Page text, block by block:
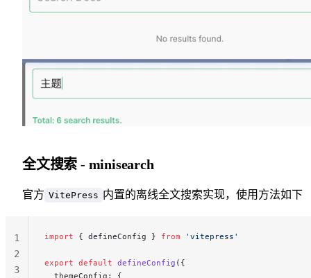
全文搜索 - minisearch
官方 VitePress 内置的离线全文搜索实现，使用方法如下
import { defineConfig } from 'vitepress'
export default defineConfig ({
  themeConfig: {
1
2
3